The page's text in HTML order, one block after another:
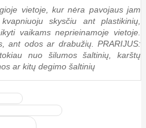
vietoje, kur nėra pavojaus jam
skysčiu ant plastikinių,
vaikams neprieinamoje vietoje.
ant odos ar drabužių. PRARIJUS:
nuo šilumos šaltinių, karštų
ar kitų degimo šaltinių